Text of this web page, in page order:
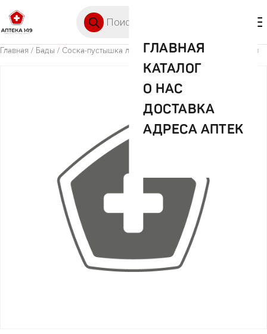
ГЛАВНАЯ
КАТАЛОГ
О НАС
ДОСТАВКА
АДРЕСА АПТЕК
Главная / Бады / Соска-пустышка латекс Звездочка с кольцом инд/уп